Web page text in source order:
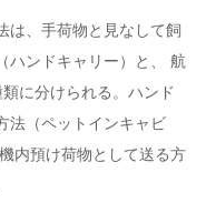
は、手荷物と見なして飼
ハンドキャリー）と、 航
に分けられる。ハンド
法（ペットインキャビ
内預け荷物として送る方